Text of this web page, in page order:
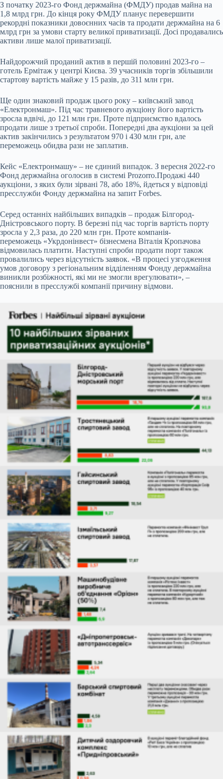
З початку 2023-го Фонд держмайна (ФМДУ) продав майна на
1,8 млрд грн. До кінця року ФМДУ планує перевершити
рекордні показники довоєнних часів та продати держмайна на 6
млрд грн за умови старту великоїприватизації. Досі продавались
активи лише малоїприватизації.
Найдорожчий проданий актив в першій половині 2023-го –
готель Ермітаж у центрі Києва. 39 учасників торгів збільшили
стартову вартість майже у 15 разів, до 311 млн грн.
Ще один знаковий продаж цього року – київський завод
«Електронмаш». Під час травневого аукціону його вартість
зросла вдвічі, до 121 млн грн. Проте підприємство вдалось
продати лише з третьої спроби. Попередні два аукціони за цей
актив закінчились з результатом 970 і 430 млн грн, але
переможець обидва рази не заплатив.
Кейс «Електронмашу» – не єдиний випадок. З вересня 2022-го
Фонд держмайна оголосив в системі Prozorro.Продажі 440
аукціони, з яких були зірвані 78, або 18%, йдеться у відповіді
пресслужби Фонду держмайна на запит Forbes.
Серед останніх найбільших випадків – продаж Білгород-
Дністровського порту. В березні під час торгів вартість порту
зросла у 2,3 раза, до 220 млн грн. Проте компанія-
переможець «Укрдонінвест» бізнесмена Віталія Кропачова
відмовилась платити. Наступні спроби продати порт також
провалились через відсутність заявок. «В процесі узгодження
умов договору з регіональним відділенням Фонду держмайна
виникли розбіжності, які ми не змогли врегулювати», –
пояснили в пресслужбі компанії причину відмови.